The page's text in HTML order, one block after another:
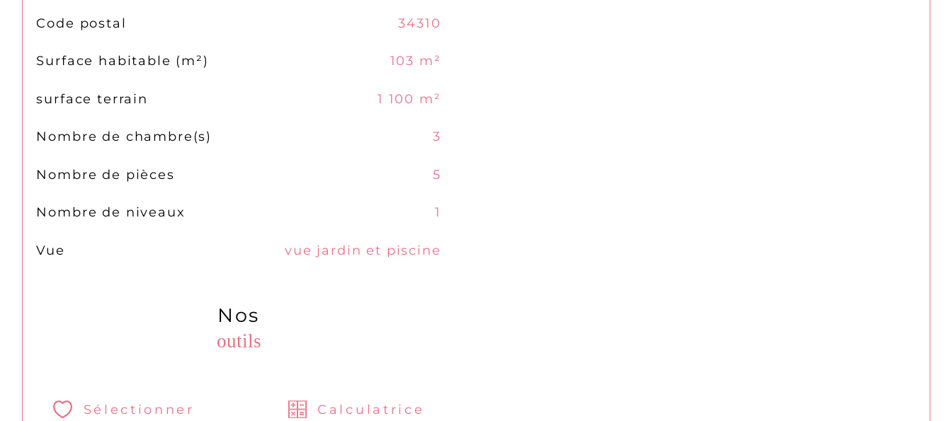
TRAD_SIROCCO_Caracteristique
Code postal 34310
Surface habitable (m²) 103 m²
surface terrain 1 100 m²
Nombre de chambre(s) 3
Nombre de pièces 5
Nombre de niveaux 1
Vue vue jardin et piscine
Nos
outils
Sélectionner
Calculatrice